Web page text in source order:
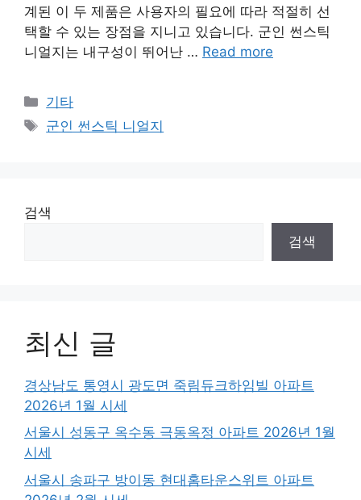
계된 이 두 제품은 사용자의 필요에 따라 적절히 선
택할 수 있는 장점을 지니고 있습니다. 군인 썬스틱
니얼지는 내구성이 뛰어난 … Read more
Categories
기타
Tags
군인 썬스틱 니얼지
검색
검색
최신 글
경상남도 통영시 광도면 죽림듀크하임빌 아파트
2026년 1월 시세
서울시 성동구 옥수동 극동옥정 아파트 2026년 1월
시세
서울시 송파구 방이동 현대홈타운스위트 아파트